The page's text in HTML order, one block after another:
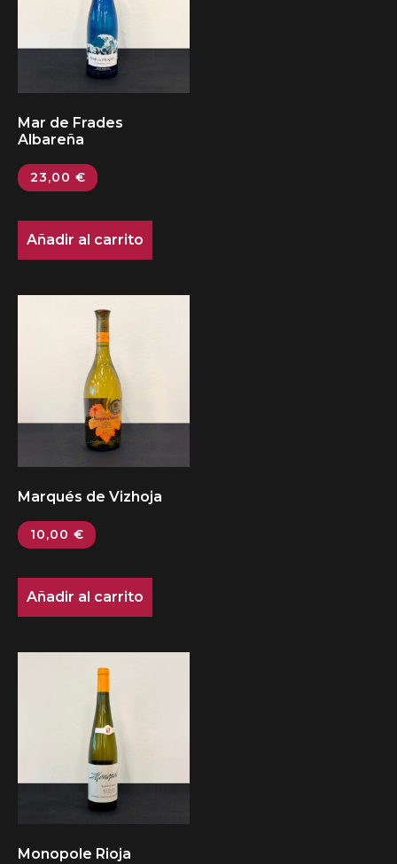
Mar de Frades
Albareña
23,00 €
Añadir al carrito
Marqués de Vizhoja
10,00 €
Añadir al carrito
Monopole Rioja